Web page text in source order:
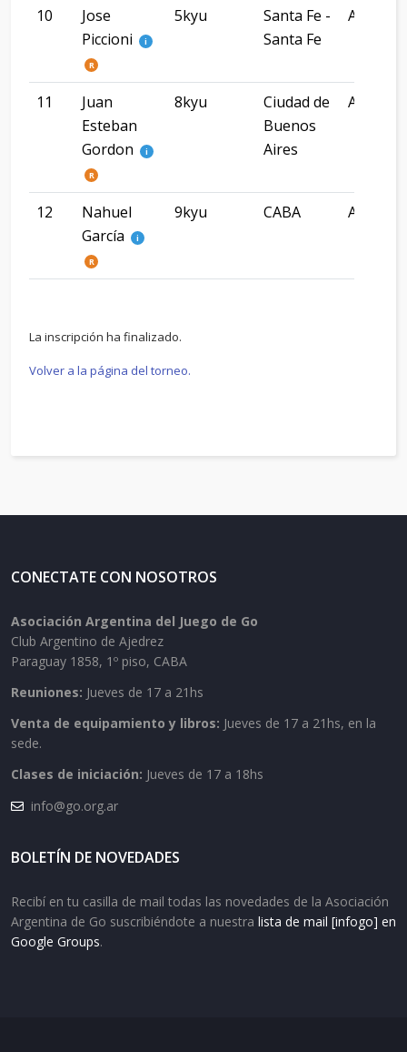
10
Jose
Piccioni
i
R
5kyu
Santa Fe -
Santa Fe
11
Juan
Esteban
Gordon
i
R
8kyu
Ciudad de
Buenos
Aires
12
Nahuel
García
i
R
9kyu CABA
La inscripción ha finalizado.
Volver a la página del torneo.
CONECTATE CON NOSOTROS
Asociación Argentina del Juego de Go
Club Argentino de Ajedrez
Paraguay 1858, 1º piso, CABA
Reuniones: Jueves de 17 a 21hs
Venta de equipamiento y libros: Jueves de 17 a 21hs, en la
sede.
Clases de iniciación: Jueves de 17 a 18hs
info@go.org.ar
BOLETÍN DE NOVEDADES
Recibí en tu casilla de mail todas las novedades de la Asociación
Argentina de Go suscribiéndote a nuestra lista de mail [infogo] en
Google Groups.